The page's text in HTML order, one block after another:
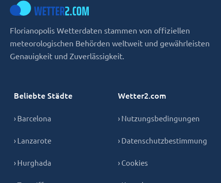
Florianopolis Wetterdaten stammen von offiziellen
meteorologischen Behörden weltweit und gewährleisten
Genauigkeit und Zuverlässigkeit.
Beliebte Städte
› Barcelona
› Lanzarote
› Hurghada
Wetter2.com
› Nutzungsbedingungen
› Datenschutzbestimmung
› Cookies